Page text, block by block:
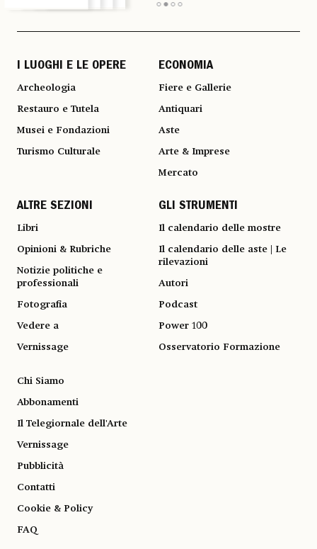
I LUOGHI E LE OPERE
Archeologia
Restauro e Tutela
Musei e Fondazioni
Turismo Culturale
ECONOMIA
Fiere e Gallerie
Antiquari
Aste
Arte & Imprese
Mercato
ALTRE SEZIONI
Libri
Opinioni & Rubriche
Notizie politiche e
professionali
Fotografia
Vedere a
Vernissage
GLI STRUMENTI
Il calendario delle mostre
Il calendario delle aste | Le
rilevazioni
Autori
Podcast
Power 100
Osservatorio Formazione
Chi Siamo
Abbonamenti
Il Telegiornale dell'Arte
Vernissage
Pubblicità
Contatti
Cookie & Policy
FAQ